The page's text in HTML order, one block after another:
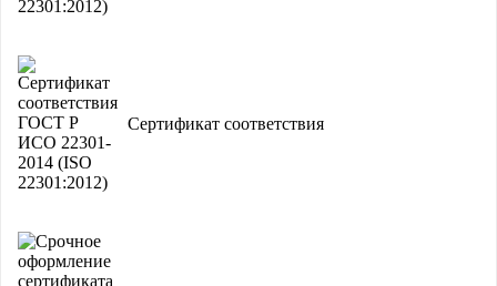
Сертификат соответствия